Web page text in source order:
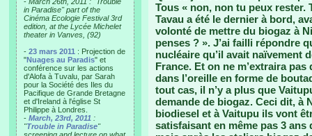
in Paradise" part of the
Cinéma Ecologie Festival 3rd
edition, at the Lycée Michelet
theater in Vanves, (92)
- 23 mars 2011 : Projection de
"Nuages au Paradis" et
conférence sur les actions
d'Alofa à Tuvalu, par Sarah
pour la Société des Iles du
Pacifique de Grande Bretagne
et d'Ireland à l'église St
Philippe à Londres.
- March, 23rd, 2011 :
"Trouble in Paradise"
Tous « non, non tu peux rester.
Tavau a été le dernier à bord,
volonté de mettre du biogaz à
penses ? ». J’ai failli répondre
nucléaire qu’il avait naïvement
France. Et on ne m’extraira
dans l’oreille en forme de
tout cas, il n’y a plus que
demande de biogaz. Ceci dit, à
biodiesel et à Vaitupu ils vont
satisfaisant en même pas 3